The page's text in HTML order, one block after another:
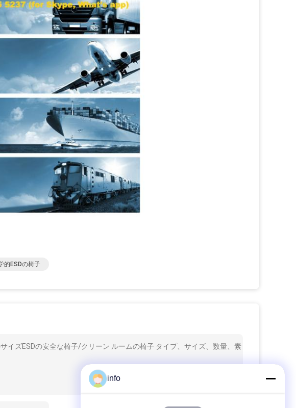
的ESDの椅子
イズESDの安全な椅子/クリーン ルームの椅子 タイプ、サイズ、数量、素
info